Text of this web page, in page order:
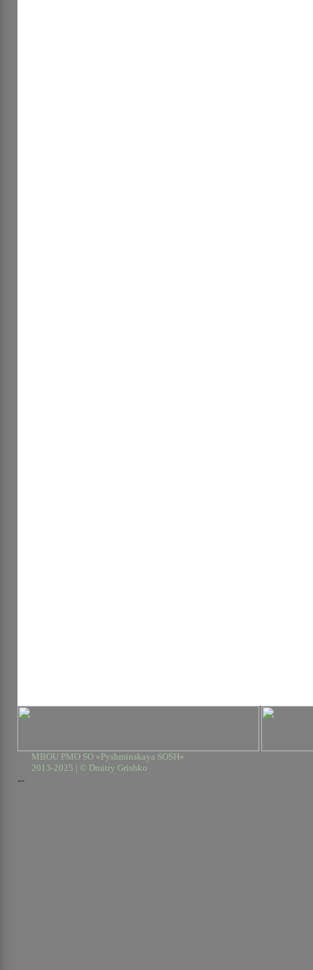
MBOU PMO SO «Pyshminskaya SOSH»
2013-2025 | © Dmitry Grishko
--